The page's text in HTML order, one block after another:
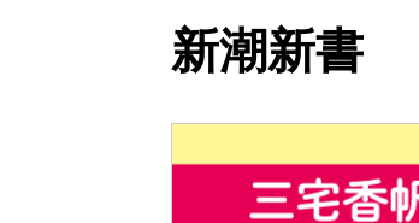
新潮新書